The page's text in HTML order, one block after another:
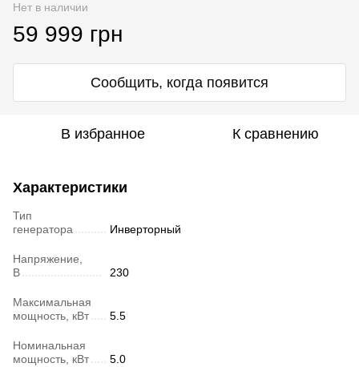
Нет в наличии
59 999 грн
Сообщить, когда появится
В избранное К сравнению
Характеристики
Тип
генератора
Инверторный
Напряжение,
В
230
Максимальная
мощность, кВт
5.5
Номинальная
мощность, кВт
5.0